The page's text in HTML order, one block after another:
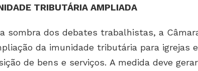
TRIBUTÁRIA AMPLIADA
sombra dos debates trabalhistas, a
da imunidade tributária para igrejas
de bens e serviços. A medida deve